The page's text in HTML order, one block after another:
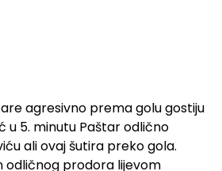
agresivno prema golu gostiju
u 5. minutu Paštar odlično
ali ovaj šutira preko gola.
odličnog prodora lijevom